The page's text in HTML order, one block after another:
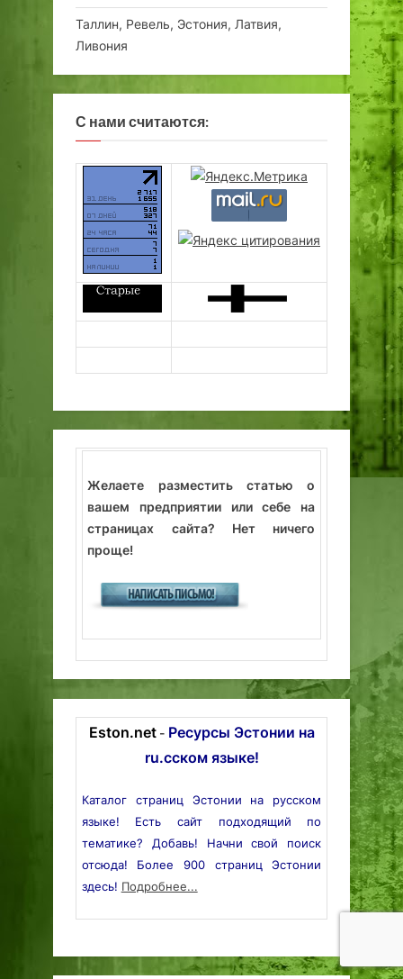
Таллин, Ревель, Эстония, Латвия,
Ливония
С нами считаются:
Желаете разместить статью о
вашем предприятии или себе на
страницах сайта? Нет ничего
проще!
Eston.net- Ресурсы Эстонии на
ru.сском языке!
Каталог страниц Эстонии на русском
языке! Есть сайт подходящий по
тематике? Добавь! Начни свой поиск
отсюда! Более 900 страниц Эстонии
здесь! Подробнее...